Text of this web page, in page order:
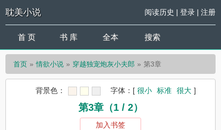
耽美小说 阅读历史 | 登录| 注册
首 页 书 库 全本 搜索
首页 情欲小说 穿越独宠炮灰小夫郎 第3章
背景色： 字体： [ 很小 标准 很大 ]
第3章（1 / 2）
加入书签